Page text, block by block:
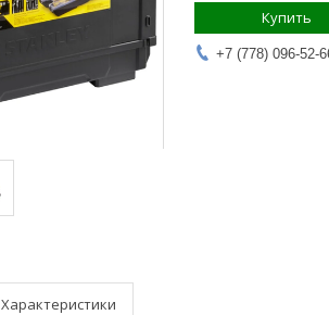
Купить
+7 (778) 096-52-
Характеристики